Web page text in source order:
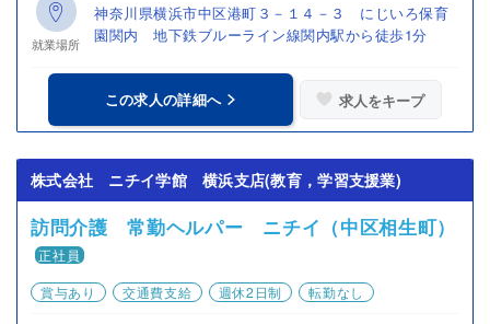
就業場所
神奈川県横浜市中区港町３－１４－３ にじいろ保育
園関内 地下鉄ブルーライン線関内駅から徒歩1分
この求人の詳細へ 求人をキープ
株式会社 ニチイ学館 横浜支店(教育，学習支援業)
訪問介護 常勤ヘルパー ニチイ（中区相生町）
正社員
賞与あり
交通費支給 週休2日制 転勤なし